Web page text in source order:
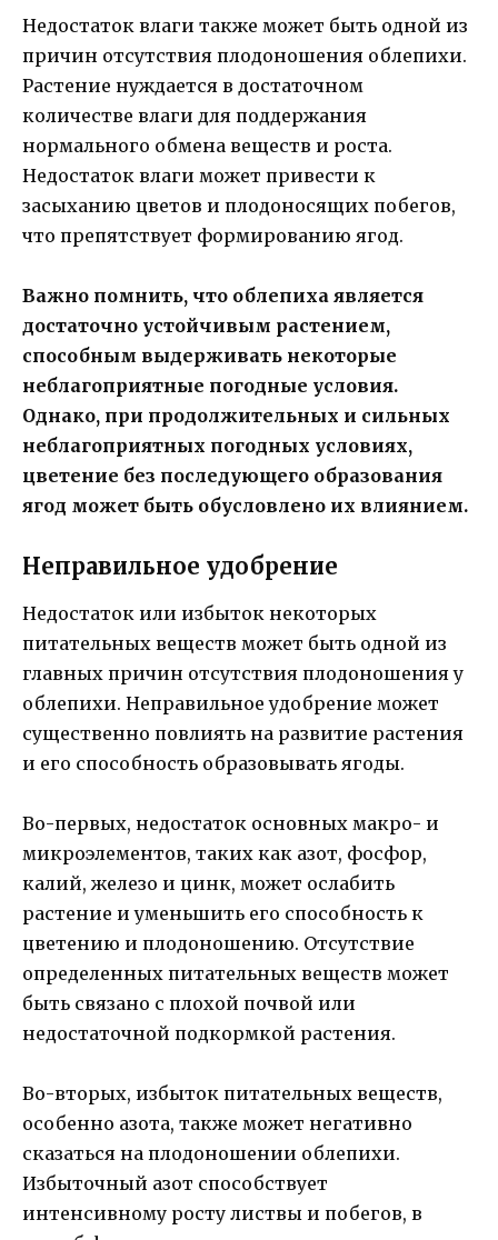
Недостаток влаги также может быть одной из
причин отсутствия плодоношения облепихи.
Растение нуждается в достаточном
количестве влаги для поддержания
нормального обмена веществ и роста.
Недостаток влаги может привести к
засыханию цветов и плодоносящих побегов,
что препятствует формированию ягод.
Важно помнить, что облепиха является
достаточно устойчивым растением,
способным выдерживать некоторые
неблагоприятные погодные условия.
Однако, при продолжительных и сильных
неблагоприятных погодных условиях,
цветение без последующего образования
ягод может быть обусловлено их влиянием.
Неправильное удобрение
Недостаток или избыток некоторых
питательных веществ может быть одной из
главных причин отсутствия плодоношения у
облепихи. Неправильное удобрение может
существенно повлиять на развитие растения
и его способность образовывать ягоды.
Во-первых, недостаток основных макро- и
микроэлементов, таких как азот, фосфор,
калий, железо и цинк, может ослабить
растение и уменьшить его способность к
цветению и плодоношению. Отсутствие
определенных питательных веществ может
быть связано с плохой почвой или
недостаточной подкормкой растения.
Во-вторых, избыток питательных веществ,
особенно азота, также может негативно
сказаться на плодоношении облепихи.
Избыточный азот способствует
интенсивному росту листвы и побегов, в